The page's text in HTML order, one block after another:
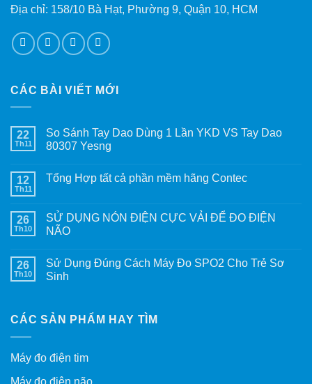
Địa chỉ: 158/10 Bà Hạt, Phường 9, Quận 10, HCM
CÁC BÀI VIẾT MỚI
22
Th11
So Sánh Tay Dao Dùng 1 Lần YKD VS Tay Dao
80307 Yesng
12
Th11
Tổng Hợp tất cả phần mềm hãng Contec
26
Th10
SỬ DỤNG NÓN ĐIỆN CỰC VẢI ĐỂ ĐO ĐIỆN
NÃO
26
Th10
Sử Dụng Đúng Cách Máy Đo SPO2 Cho Trẻ Sơ
Sinh
CÁC SẢN PHẨM HAY TÌM
Máy đo điện tim